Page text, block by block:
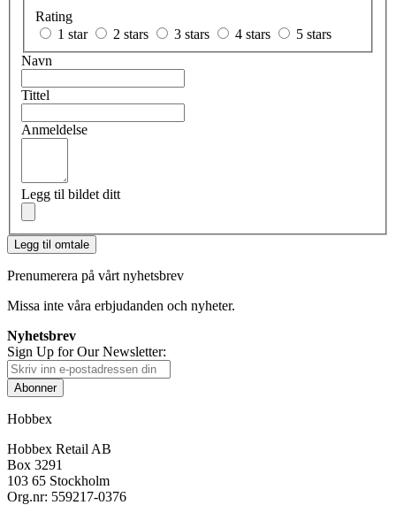
Rating
1 star
2 stars 3 stars 4 stars
5 stars
Navn
Tittel
Anmeldelse
Legg til bildet ditt
Legg til omtale
Prenumerera på vårt nyhetsbrev
Missa inte våra erbjudanden och nyheter.
Nyhetsbrev
Sign Up for Our Newsletter:
Abonner
Hobbex
Hobbex Retail AB
Box 3291
103 65 Stockholm
Org.nr: 559217-0376